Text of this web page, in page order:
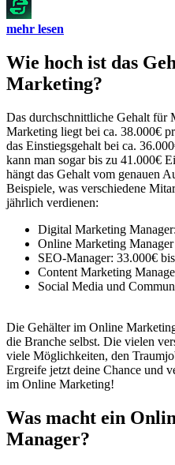
mehr lesen
Wie hoch ist das
Marketing?
Das durchschnittliche Gehalt für
Marketing liegt bei ca. 38.000€
das Einstiegsgehalt bei ca.
kann man sogar bis zu 41.000€
hängt das Gehalt vom genauen
Beispiele, was verschiedene
jährlich verdienen:
Digital Marketing
Online Marketing
SEO-Manager: 33.000€
Content Marketing
Social Media und
Die Gehälter im Online
die Branche selbst. Die vielen
viele Möglichkeiten, den
Ergreife jetzt deine Chance und
im Online Marketing!
Was macht ein
Manager?